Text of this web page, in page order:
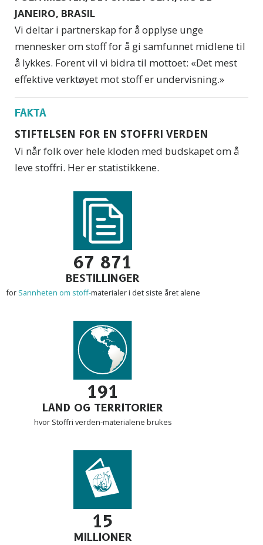
JANEIRO, BRASIL
Vi deltar i partnerskap for å opplyse unge
mennesker om stoff for å gi samfunnet midlene til
å lykkes. Forent vil vi bidra til mottoet: «Det mest
effektive verktøyet mot stoff er undervisning.»
FAKTA
STIFTELSEN FOR EN STOFFRI VERDEN
Vi når folk over hele kloden med budskapet om å
leve stoffri. Her er statistikkene.
67 871
BESTILLINGER
for Sannheten om stoff-materialer i det siste året alene
191
LAND OG TERRITORIER
hvor Stoffri verden-materialene brukes
15
MILLIONER